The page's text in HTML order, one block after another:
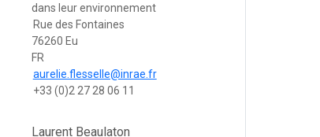
dans leur environnement
Rue des Fontaines
76260 Eu
FR
aurelie.flesselle@inrae.fr
+33 (0)2 27 28 06 11
Laurent Beaulaton